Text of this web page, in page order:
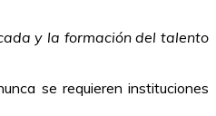
y la formación del talento
se requieren instituciones